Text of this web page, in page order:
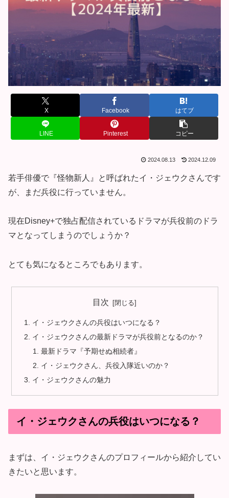
X Facebook はてブ
LINE Pinterest コピー
2024.08.13 2024.12.09
若手俳優で『怪物新人』と呼ばれたイ・ジェウクさんです
が、まだ兵役に行っていません。
現在Disney+で独占配信されているドラマが兵役前のドラ
マとなってしまうのでしょうか？
とても気になるところでもあります。
目次
イ・ジェウクさんの兵役はいつになる？
イ・ジェウクさんの最新ドラマが兵役前となるのか？
最新ドラマ『予期せぬ相続者』
イ・ジェウクさん、兵役入隊近いのか？
イ・ジェウクさんの魅力
イ・ジェウクさんの兵役はいつになる？
まずは、イ・ジェウクさんのプロフィールから紹介してい
きたいと思います。